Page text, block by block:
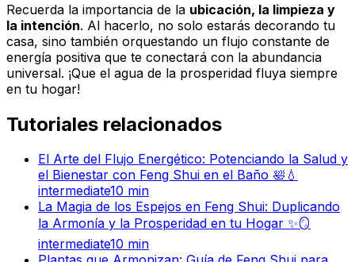
Recuerda la importancia de la ubicación, la limpieza y
la intención. Al hacerlo, no solo estarás decorando tu
casa, sino también orquestando un flujo constante de
energía positiva que te conectará con la abundancia
universal. ¡Que el agua de la prosperidad fluya siempre
en tu hogar!
Tutoriales relacionados
El Arte del Flujo Energético: Potenciando la Salud y
el Bienestar con Feng Shui en el Baño 🛀💧
intermediate10 min
La Magia de los Espejos en Feng Shui: Duplicando
la Armonía y la Prosperidad en tu Hogar ✨🪞
intermediate10 min